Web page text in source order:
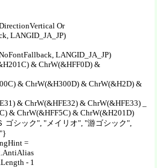
Or
LANGID_JA_JP)
LANGID_JA_JP)
& ChrW(&HFF0D) &
& ChrW(&H2D) &
& ChrW(&HFE33) _
& ChrW(&H201D)
ック", "メイリオ", "游ゴシック",
=
- 1